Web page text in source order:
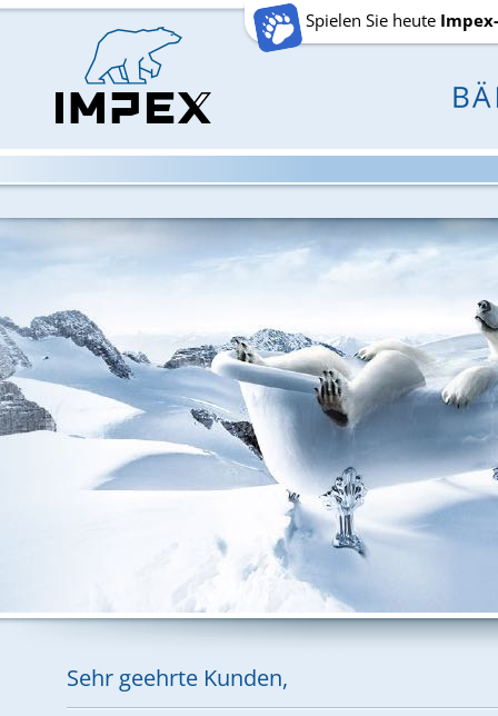
Spielen Sie heute
Sehr ge­ehr­te Kun­den,